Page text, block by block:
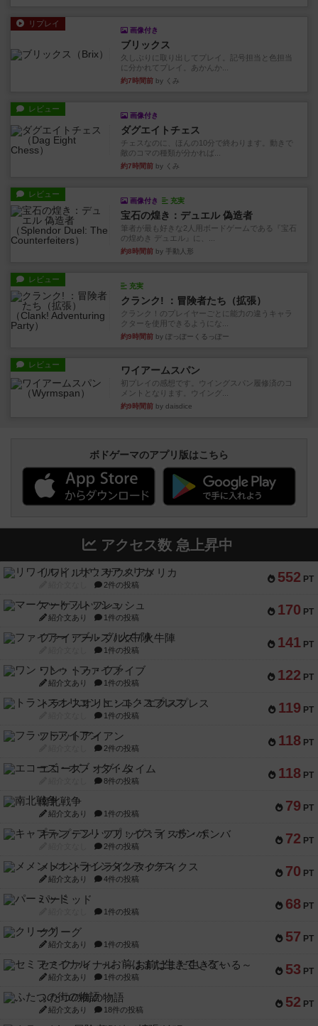
リプレイ
画像付き
ブリックス
久しぶりに取り出してプレイ。記号担当と色担当
に分かれてプレイ。あかんか...
約7時間前 by くみ
レビュー
画像付き
ダグエイトチェス
チェスなのに、ほんの10分で終わります。動きで
敵のコマの種類が分かれば...
約7時間前 by くみ
レビュー
画像付き 充実
宝石の煌き：デュエル 偽造者
筆者が最も好きな2人用ボードゲームである『宝石
の煌めき デュエル』に、...
約8時間前 by 手動人形
レビュー
充実
クランク! ：冒険者たち（拡張）
クランク！のプレイヤーごとに能力の違うキャラ
クターを使用できるようにな...
約9時間前 by ぽっぽーくるっぽー
レビュー ワイアームスパン
初プレイの感想です。ウイングスパン履修済のコ
メントとなります。ウイング...
約9時間前 by daisdice
ボドゲーマのアプリ版はこちら
アクセス数 急上昇中
552 PT
リワイルド：サウスアメリカ
2件の投稿
170 PT
マーケットフレッシュ
紹介文あり 1件の投稿
141 PT
ファイアー・ブルズ / 火牛陣
1件の投稿
122 PT
ワン・トゥ・ファイブ
紹介文あり 1件の投稿
119 PT
トランスオリエント・エクスプレス
1件の投稿
118 PT
フラットアイアン
2件の投稿
118 PT
エコーズ・オブ・タイム
8件の投稿
79 PT
南北戦争
紹介文あり 1件の投稿
72 PT
キャプテン・フリップ：イスラ・ボンバ
2件の投稿
70 PT
メメントオンラインタクティクス
紹介文あり 4件の投稿
68 PT
パーミッド
1件の投稿
57 PT
クリーグ
紹介文あり 1件の投稿
53 PT
セミファイナル ～お前はまだ生きている～
紹介文あり 1件の投稿
52 PT
ふたつの街の物語
紹介文あり 18件の投稿